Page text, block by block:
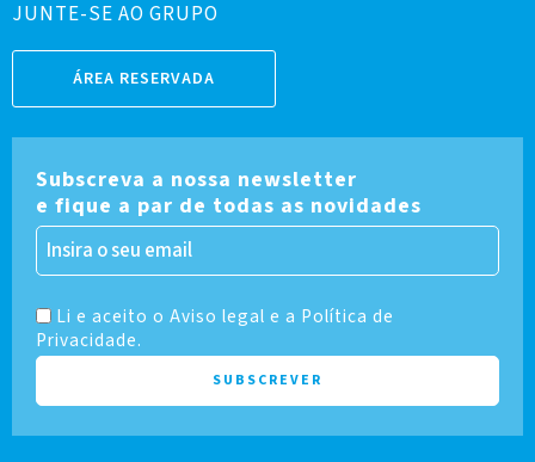
JUNTE-SE AO GRUPO
ÁREA RESERVADA
Subscreva a nossa newsletter
e fique a par de todas as novidades
Li e aceito o Aviso legal e a Política de
Privacidade.